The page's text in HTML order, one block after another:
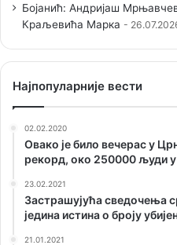
Бојанић: Андријаш
Краљевића Марка
Наjпопуларније вести
02.02.2020
Овако је било вечерас у
рекорд, око 250000 људи у
23.02.2021
Застрашујућа сведочења
једина истина о броју
21.01.2021